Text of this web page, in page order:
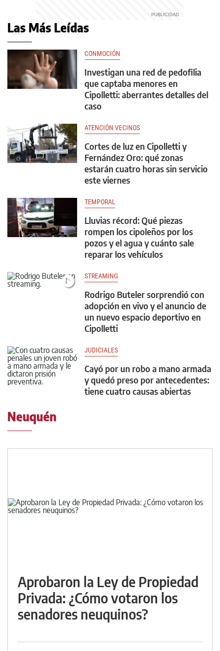
Las Más Leídas
CONMOCIÓN
Investigan una red de pedofilia
que captaba menores en
Cipolletti: aberrantes detalles del
caso
ATENCIÓN VECINOS
Cortes de luz en Cipolletti y
Fernández Oro: qué zonas
estarán cuatro horas sin servicio
este viernes
TEMPORAL
Lluvias récord: Qué piezas
rompen los cipoleños por los
pozos y el agua y cuánto sale
reparar los vehículos
STREAMING
Rodrigo Buteler sorprendió con
adopción en vivo y el anuncio de
un nuevo espacio deportivo en
Cipolletti
JUDICIALES
Cayó por un robo a mano armada
y quedó preso por antecedentes:
tiene cuatro causas abiertas
Neuquén
Aprobaron la Ley de Propiedad
Privada: ¿Cómo votaron los
senadores neuquinos?